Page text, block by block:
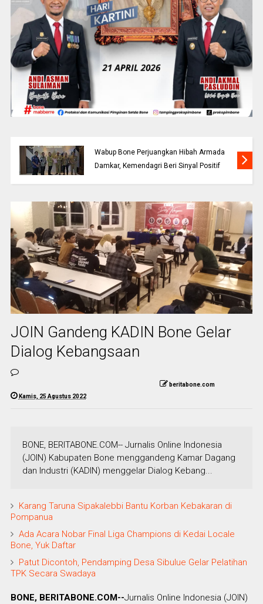
Wabup Bone Perjuangkan Hibah Armada
Damkar, Kemendagri Beri Sinyal Positif
JOIN Gandeng KADIN Bone Gelar
Dialog Kebangsaan
beritabone.com
Kamis, 25 Agustus 2022
BONE, BERITABONE.COM-- Jurnalis Online Indonesia
(JOIN) Kabupaten Bone menggandeng Kamar Dagang
dan Industri (KADIN) menggelar Dialog Kebang...
Karang Taruna Sipakalebbi Bantu Korban Kebakaran di
Pompanua
Ada Acara Nobar Final Liga Champions di Kedai Locale
Bone, Yuk Daftar
Patut Dicontoh, Pendamping Desa Sibulue Gelar Pelatihan
TPK Secara Swadaya
BONE, BERITABONE.COM--Jurnalis Online Indonesia (JOIN)